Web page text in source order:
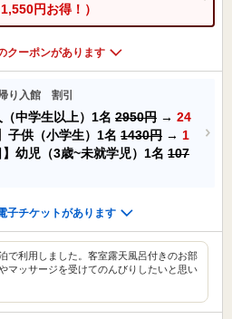
円お得！）
クーポンがあります
り入館 割引
（中学生以上）1名 2950円 → 24
子供（小学生）1名 1430円 → 1
】幼児（3歳~未就学児）1名 107
子チケットがあります
で利用しました。客室露天風呂付きのお部
マッサージを受けてのんびりしたいと思い